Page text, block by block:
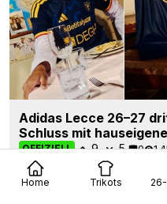
Home Trikots
Adidas Lecce 26–27
Schluss mit
OFFIZIELL 9 5 0